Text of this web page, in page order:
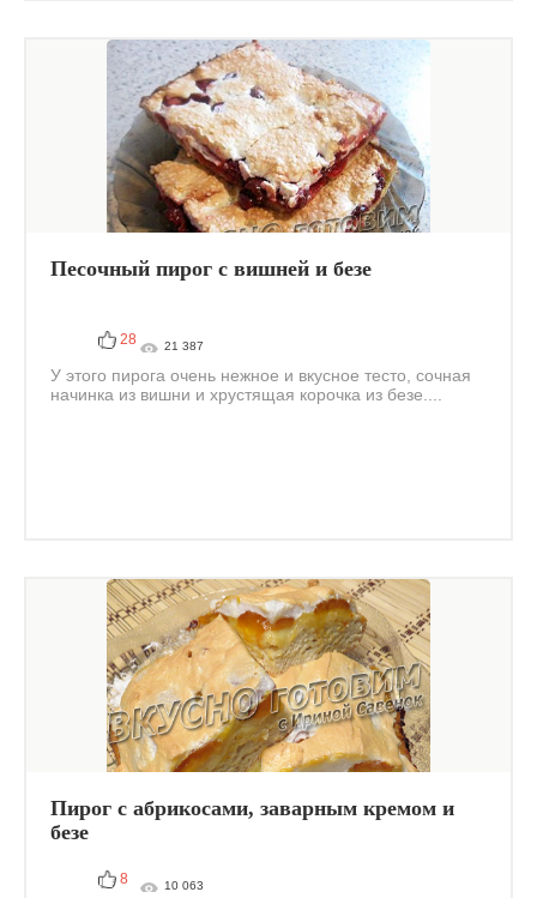
Песочный пирог с вишней и безе
28 21 387
У этого пирога очень нежное и вкусное тесто, сочная
начинка из вишни и хрустящая корочка из безе....
Пирог с абрикосами, заварным кремом и
безе
8 10 063